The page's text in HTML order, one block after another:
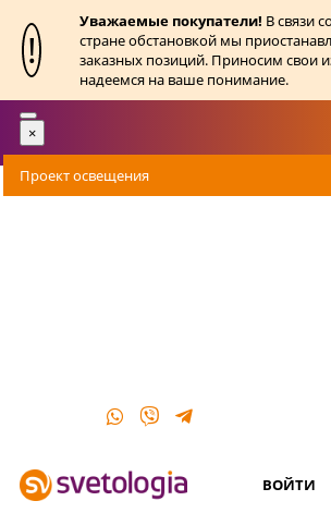
!
Уважаемые покупатели! В связи
стране обстановкой мы
заказных позиций. Приносим свои
надеемся на ваше понимание.
Toggle
navigation
×
Проект освещения
ВОЙТИ